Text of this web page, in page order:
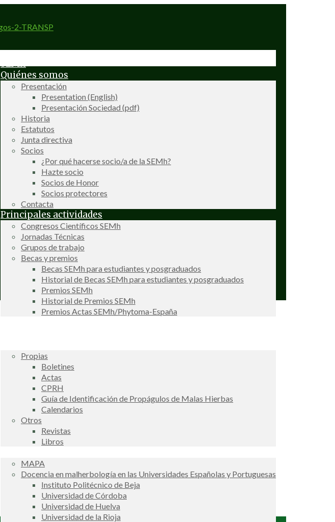
SEMh
Quiénes somos
Presentación
Presentation (English)
Presentación Sociedad (pdf)
Historia
Estatutos
Junta directiva
Socios
¿Por qué hacerse socio/a de la SEMh?
Hazte socio
Socios de Honor
Socios protectores
Contacta
Principales actividades
Congresos Científicos SEMh
Jornadas Técnicas
Grupos de trabajo
Becas y premios
Becas SEMh para estudiantes y posgraduados
Historial de Becas SEMh para estudiantes y posgraduados
Premios SEMh
Historial de Premios SEMh
Premios Actas SEMh/Phytoma-España
Propias
Boletines
Actas
CPRH
Guía de Identificación de Propágulos de Malas Hierbas
Calendarios
Otros
Revistas
Libros
MAPA
Docencia en malherbología en las Universidades Españolas y Portuguesas
Instituto Politécnico de Beja
Universidad de Córdoba
Universidad de Huelva
Universidad de la Rioja